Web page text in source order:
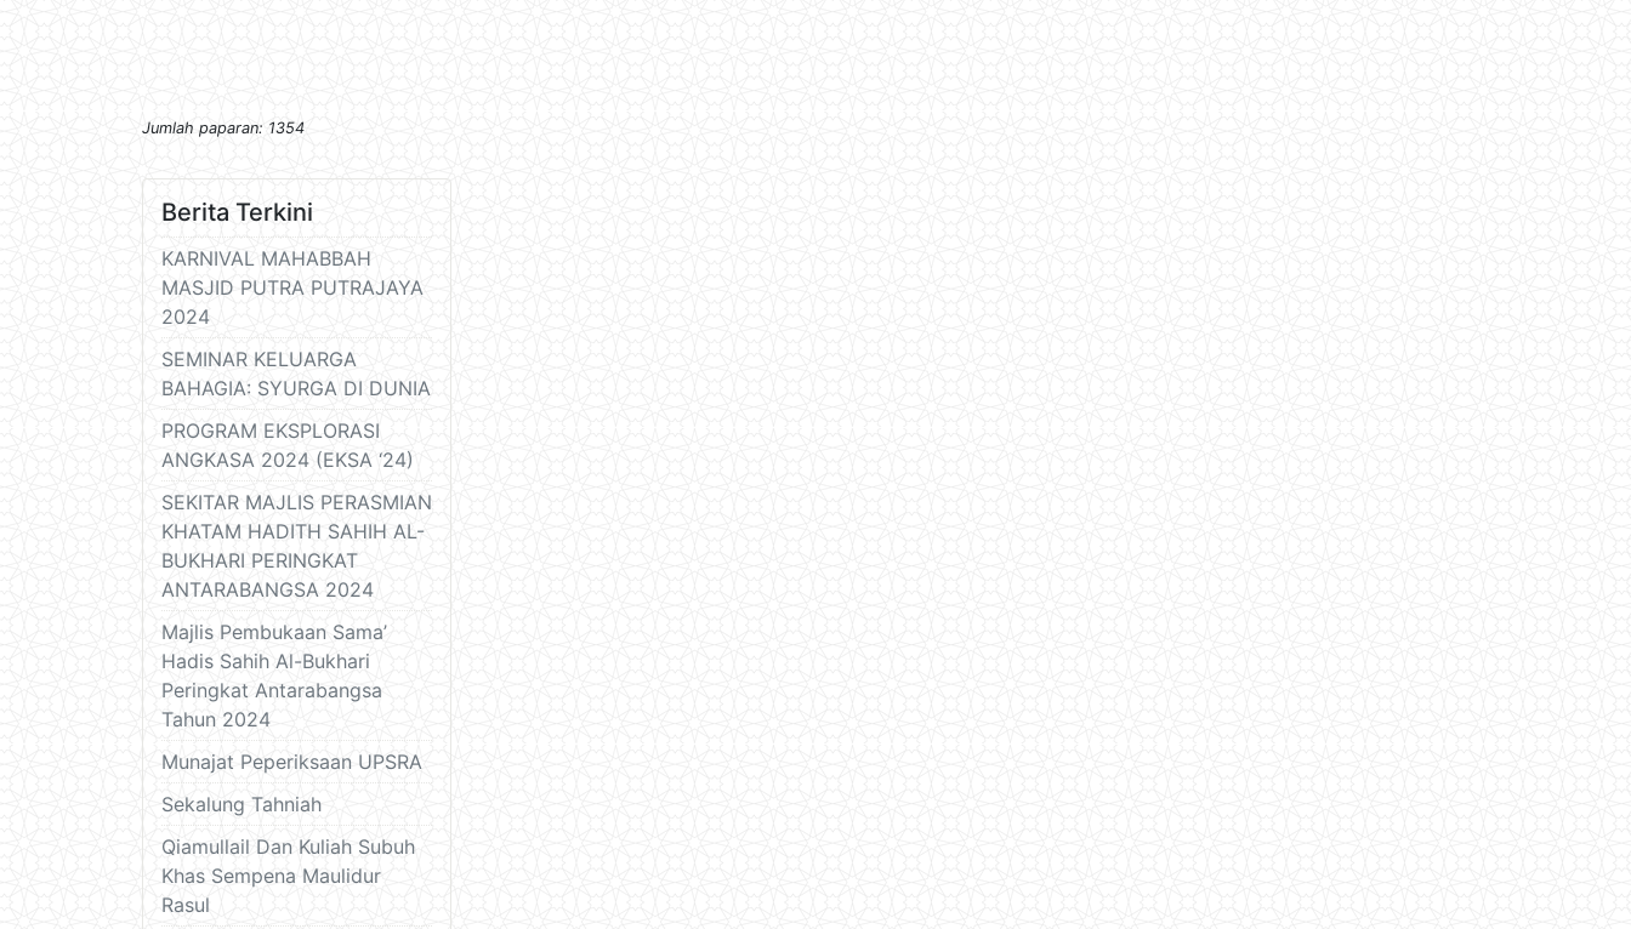
Jumlah paparan: 1354
Berita Terkini
KARNIVAL MAHABBAH
MASJID PUTRA PUTRAJAYA
2024
SEMINAR KELUARGA
BAHAGIA: SYURGA DI DUNIA
PROGRAM EKSPLORASI
ANGKASA 2024 (EKSA ‘24)
SEKITAR MAJLIS PERASMIAN
KHATAM HADITH SAHIH AL-
BUKHARI PERINGKAT
ANTARABANGSA 2024
Majlis Pembukaan Sama’
Hadis Sahih Al-Bukhari
Peringkat Antarabangsa
Tahun 2024
Munajat Peperiksaan UPSRA
Sekalung Tahniah
Qiamullail Dan Kuliah Subuh
Khas Sempena Maulidur
Rasul